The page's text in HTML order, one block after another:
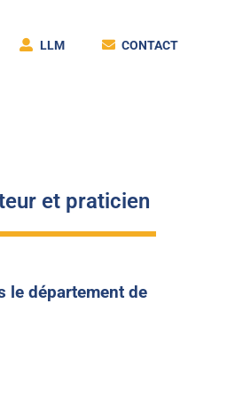
LLM CONTACT
et praticien
le département de